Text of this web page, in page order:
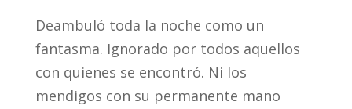
Deambuló toda la noche como un
fantasma. Ignorado por todos aquellos
con quienes se encontró. Ni los
mendigos con su permanente mano